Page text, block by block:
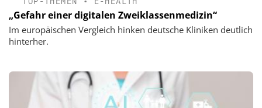
„Gefahr einer digitalen Zweiklassenmedizin“
Im europäischen Vergleich hinken deutsche Kliniken deutlich
hinterher.